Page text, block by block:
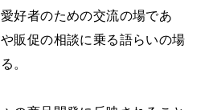
好者のための交流の場であ
販促の相談に乗る語らいの場
。